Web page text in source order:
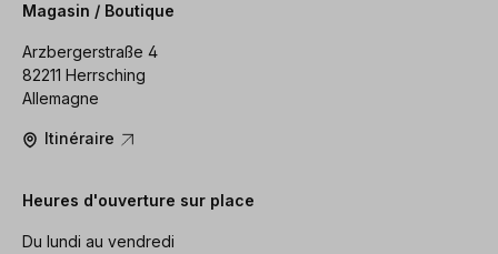
Magasin / Boutique
Arzbergerstraße 4
82211 Herrsching
Allemagne
Itinéraire
Heures d'ouverture sur place
Du lundi au vendredi